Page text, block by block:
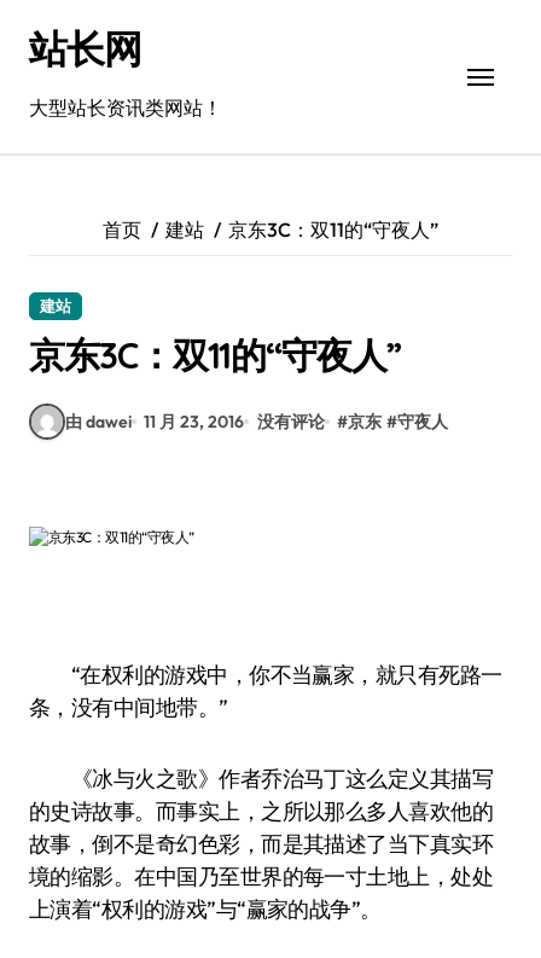
站长网
大型站长资讯类网站！
首页 建站 京东3C：双11的“守夜人”
建站
京东3C：双11的“守夜人”
由 dawei 11 月 23, 2016 没有评论 #京东 #守夜人
“在权利的游戏中，你不当赢家，就只有死路一
条，没有中间地带。”
《冰与火之歌》作者乔治马丁这么定义其描写
的史诗故事。而事实上，之所以那么多人喜欢他的
故事，倒不是奇幻色彩，而是其描述了当下真实环
境的缩影。在中国乃至世界的每一寸土地上，处处
上演着“权利的游戏”与“赢家的战争”。